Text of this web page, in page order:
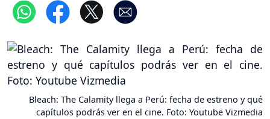
Bleach: The Calamity llega a Perú: fecha de estreno y qué
capítulos podrás ver en el cine. Foto: Youtube Vizmedia